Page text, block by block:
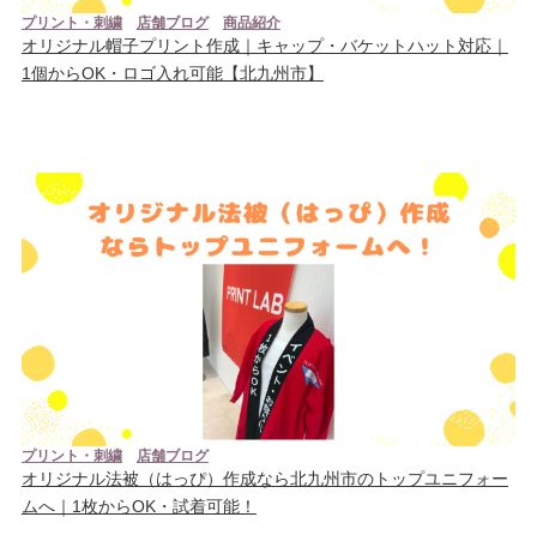
プリント・刺繍 店舗ブログ 商品紹介
オリジナル帽子プリント作成｜キャップ・バケットハット対応｜
1個からOK・ロゴ入れ可能【北九州市】
プリント・刺繍 店舗ブログ
オリジナル法被（はっぴ）作成なら北九州市のトップユニフォー
ムへ｜1枚からOK・試着可能！